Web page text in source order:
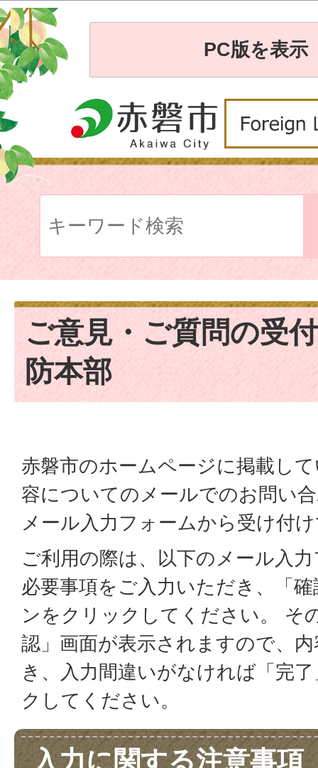
PC版を表示
ご意見・ご質問の受
防本部
赤磐市のホームページに掲載し
容についてのメールでのお問い
メール入力フォームから受け付
ご利用の際は、以下のメール入
必要事項をご入力いただき、「
ンをクリックしてください。 そ
認」画面が表示されますので、
き、入力間違いがなければ「完
クしてください。
入力に関する注意事項